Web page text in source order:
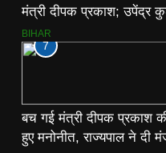
मंत्री दीपक प्रकाश; उपेंद्र
BIHAR
7
बच गई मंत्री दीपक प्रकाश की
हुए मनोनीत, राज्यपाल ने दी